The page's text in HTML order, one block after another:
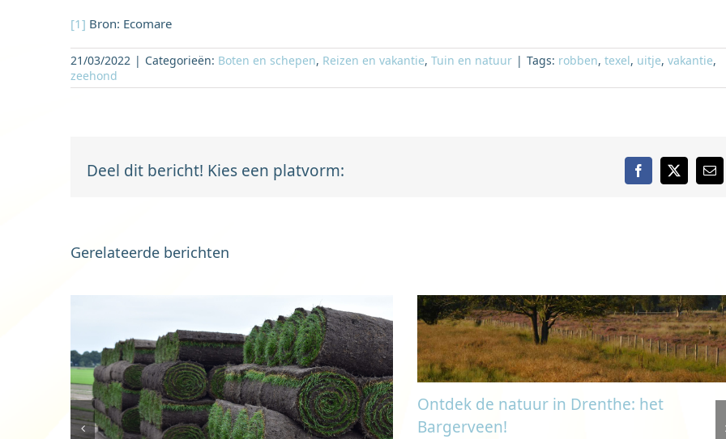
[1] Bron: Ecomare
21/03/2022 | Categorieën: Boten en schepen, Reizen en vakantie, Tuin en natuur | Tags: robben, texel, uitje, vakantie,
zeehond
Deel dit bericht! Kies een platvorm: Facebook
X
E-
Gerelateerde berichten
Ontdek de natuur in Drenthe: het
Bargerveen!